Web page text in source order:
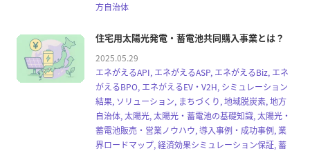
方自治体
住宅用太陽光発電・蓄電池共同購入事業とは？
2025.05.29
エネがえるAPI, エネがえるASP, エネがえるBiz, エネ
がえるBPO, エネがえるEV・V2H, シミュレーション
結果, ソリューション, まちづくり, 地域脱炭素, 地方
自治体, 太陽光, 太陽光・蓄電池の基礎知識, 太陽光・
蓄電池販売・営業ノウハウ, 導入事例・成功事例, 業
界ロードマップ, 経済効果シミュレーション保証, 蓄